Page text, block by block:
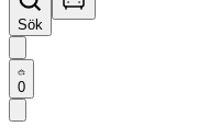
Sök
0